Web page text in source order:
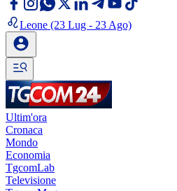
Leone (23 Lug - 23 Ago)
Ultim'ora
Cronaca
Mondo
Economia
TgcomLab
Televisione